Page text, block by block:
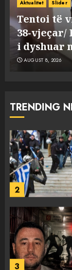
Aktualitet Buzz
Tritol
AUGUST 8, 2026
TRENDING
5
1
2
3